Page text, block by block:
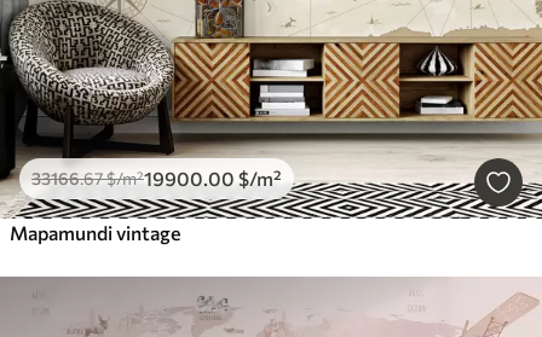
33166.67$/m²19900.00 $/m²
Mapamundi vintage